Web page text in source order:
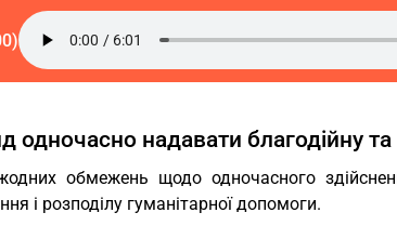
надавати благодійну та
обмежень щодо одночасного
і розподілу гуманітарної допомоги.